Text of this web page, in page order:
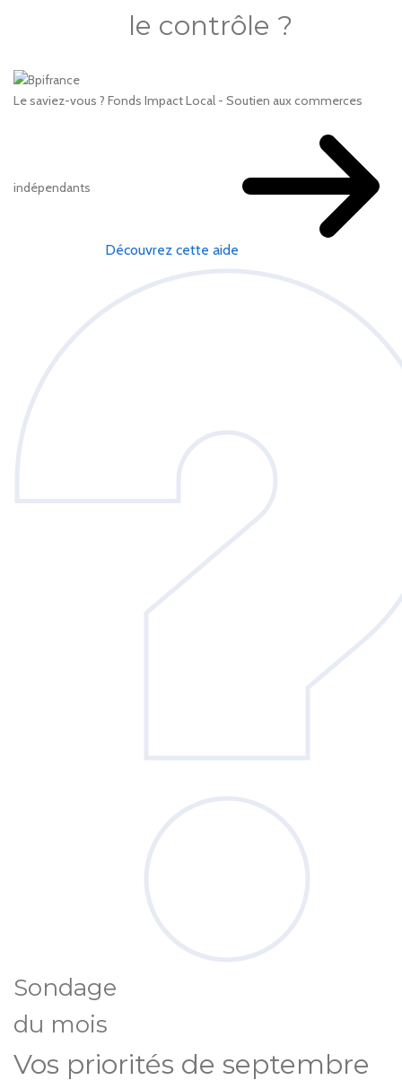
le contrôle ?
Le saviez-vous ? Fonds Impact Local - Soutien aux commerces
indépendants
Découvrez cette aide
Sondage
du mois
Vos priorités de septembre